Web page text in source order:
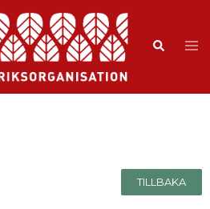
TILLBAKA